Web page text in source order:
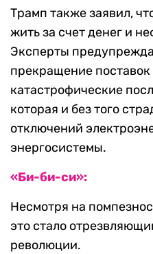
Трамп также заявил,
жить за счет денег и
Эксперты
прекращение
катастрофические
которая и без того
отключений
энергосистемы.
«Би-би-си»:
Несмотря на
это стало
революции.